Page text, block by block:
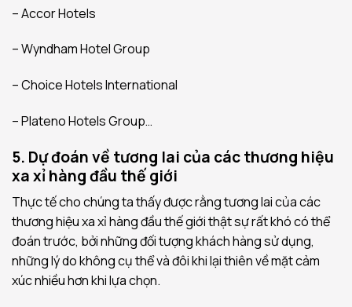
– Accor Hotels
– Wyndham Hotel Group
– Choice Hotels International
– Plateno Hotels Group…
5. Dự đoán về tương lai của các thương hiệu
xa xỉ hàng đầu thế giới
Thực tế cho chúng ta thấy được rằng tương lai của các
thương hiệu xa xỉ hàng đầu thế giới thật sự rất khó có thể
đoán trước, bởi những đối tượng khách hàng sử dụng,
những lý do không cụ thể và đôi khi lại thiên về mặt cảm
xúc nhiều hơn khi lựa chọn.